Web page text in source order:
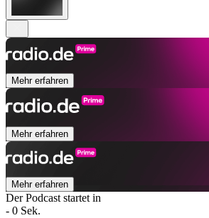
Mehr erfahren
Mehr erfahren
Mehr erfahren
Der Podcast startet in
- 0 Sek.